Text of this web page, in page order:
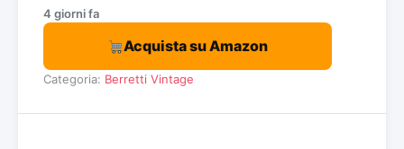
4 giorni fa
Acquista su Amazon
Categoria: Berretti Vintage